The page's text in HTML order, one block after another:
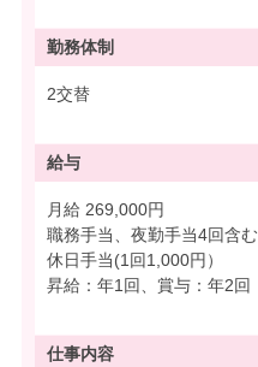
勤務体制
2交替
給与
月給 269,000円
職務手当、夜勤手当4回含む
休日手当(1回1,000円）
昇給：年1回、賞与：年2回
仕事内容